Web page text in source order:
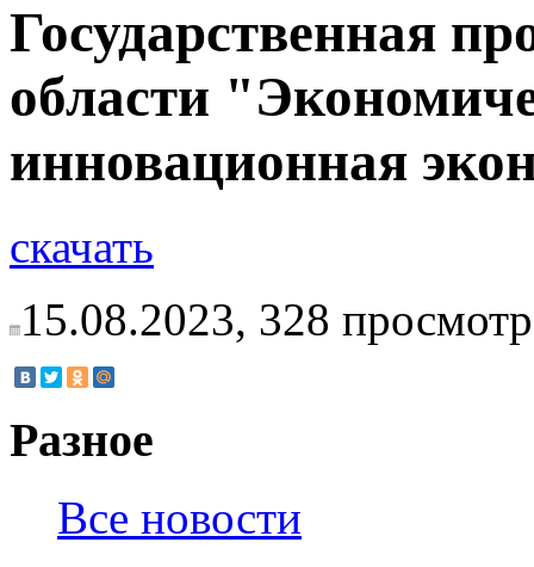
Государственная
области
инновационная
скачать
15.08.2023, 328
Разное
Все новости